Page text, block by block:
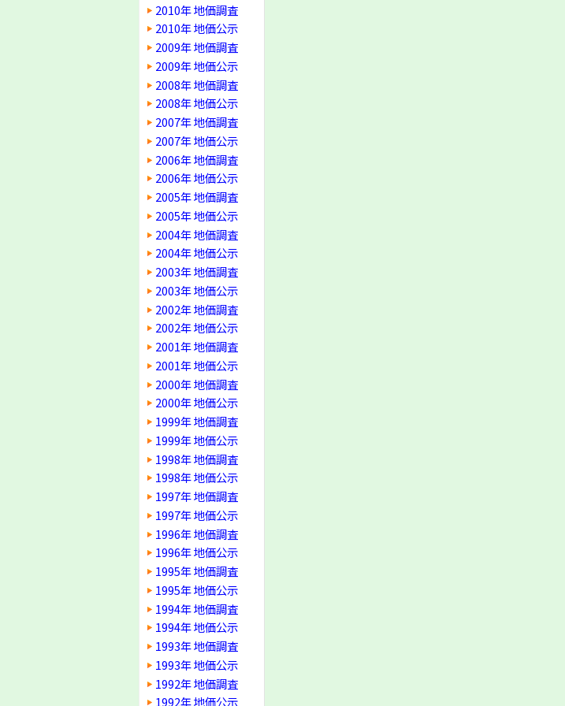
2010年 地価調査
2010年 地価公示
2009年 地価調査
2009年 地価公示
2008年 地価調査
2008年 地価公示
2007年 地価調査
2007年 地価公示
2006年 地価調査
2006年 地価公示
2005年 地価調査
2005年 地価公示
2004年 地価調査
2004年 地価公示
2003年 地価調査
2003年 地価公示
2002年 地価調査
2002年 地価公示
2001年 地価調査
2001年 地価公示
2000年 地価調査
2000年 地価公示
1999年 地価調査
1999年 地価公示
1998年 地価調査
1998年 地価公示
1997年 地価調査
1997年 地価公示
1996年 地価調査
1996年 地価公示
1995年 地価調査
1995年 地価公示
1994年 地価調査
1994年 地価公示
1993年 地価調査
1993年 地価公示
1992年 地価調査
1992年 地価公示